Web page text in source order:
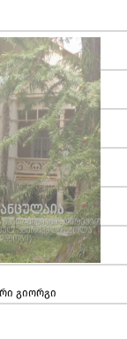
გიორგი